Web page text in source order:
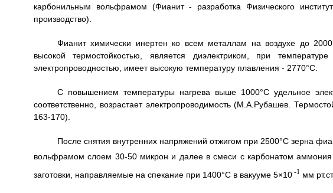
карбонильным вольфрамом (Фианит - разработка Физического
производство).
Фианит химически инертен ко всем металлам на воздухе до
высокой термостойкостью, является диэлектриком, при
электропроводностью, имеет высокую температуру плавления - 2770°С.
С повышением температуры нагрева выше 1000°С удельное
соответственно, возрастает электропроводимость (М.А.Рубашев.
163-170).
После снятия внутренних напряжений отжигом при 2500°С зерна
вольфрамом слоем 30-50 микрон и далее в смеси с карбонатом
заготовки, направляемые на спекание при 1400°С в вакууме 5×10-1мм